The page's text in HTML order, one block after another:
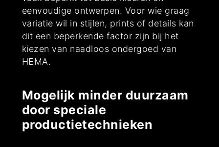
eenvoudige ontwerpen. Voor wie graag
variatie wil in stijlen, prints of details kan
dit een beperkende factor zijn bij het
kiezen van naadloos ondergoed van
HEMA.
Mogelijk minder duurzaam
door speciale
productietechnieken